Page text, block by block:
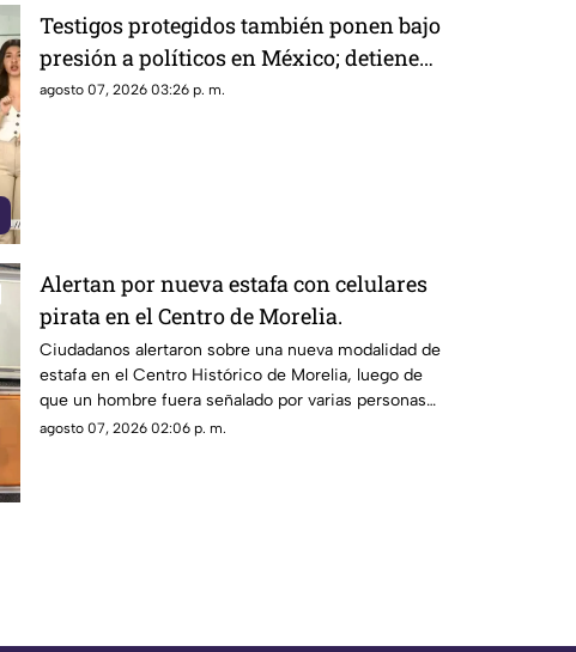
Testigos protegidos también ponen bajo
presión a políticos en México; detienen
a exgobernador señalado por caso
agosto 07, 2026 03:26 p. m.
Alertan por nueva estafa con celulares
pirata en el Centro de Morelia.
Ciudadanos alertaron sobre una nueva modalidad de
estafa en el Centro Histórico de Morelia, luego de
que un hombre fuera señalado por varias personas
que aseguran haber sido engañadas con la venta de
agosto 07, 2026 02:06 p. m.